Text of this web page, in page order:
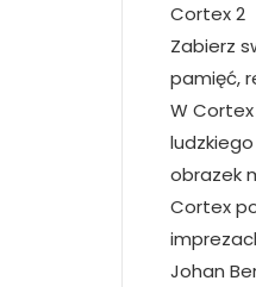
Cortex 2
Zabierz
pamięć,
W
obrazek
Cortex
Johan